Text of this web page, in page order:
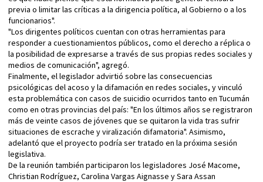
previa o limitar las críticas a la dirigencia política, al Gobierno o a los
funcionarios".
"Los dirigentes políticos cuentan con otras herramientas para
responder a cuestionamientos públicos, como el derecho a réplica o
la posibilidad de expresarse a través de sus propias redes sociales y
medios de comunicación", agregó.
Finalmente, el legislador advirtió sobre las consecuencias
psicológicas del acoso y la difamación en redes sociales, y vinculó
esta problemática con casos de suicidio ocurridos tanto en Tucumán
como en otras provincias del país: "En los últimos años se registraron
más de veinte casos de jóvenes que se quitaron la vida tras sufrir
situaciones de escrache y viralización difamatoria". Asimismo,
adelantó que el proyecto podría ser tratado en la próxima sesión
legislativa.
De la reunión también participaron los legisladores José Macome,
Christian Rodríguez, Carolina Vargas Aignasse y Sara Assan